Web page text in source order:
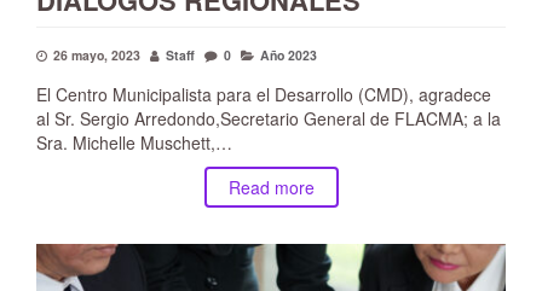
26 mayo, 2023 Staff 0 Año 2023
El Centro Municipalista para el Desarrollo (CMD), agradece
al Sr. Sergio Arredondo,Secretario General de FLACMA; a la
Sra. Michelle Muschett,…
Read more